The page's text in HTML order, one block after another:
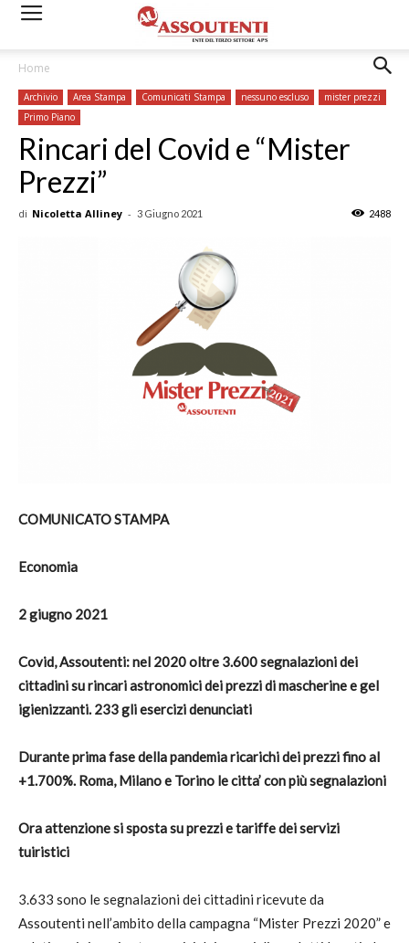
Home
Archivio Area Stampa Comunicati Stampa nessuno escluso
mister prezzi
Primo Piano
Rincari del Covid e “Mister
Prezzi”
di Nicoletta Alliney - 3 Giugno 2021 2488
COMUNICATO STAMPA
Economia
2 giugno 2021
Covid, Assoutenti: nel 2020 oltre 3.600 segnalazioni dei
cittadini su rincari astronomici dei prezzi di mascherine e gel
igienizzanti. 233 gli esercizi denunciati
Durante prima fase della pandemia ricarichi dei prezzi fino al
+1.700%. Roma, Milano e Torino le citta’ con più segnalazioni
Ora attenzione si sposta su prezzi e tariffe dei servizi
tuiristici
3.633 sono le segnalazioni dei cittadini ricevute da
Assoutenti nell’ambito della campagna “Mister Prezzi 2020” e